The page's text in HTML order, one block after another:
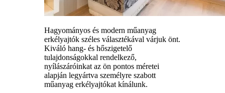
Hagyományos és modern műanyag
erkélyajtók széles választékával várjuk önt.
Kiváló hang- és hőszigetelő
tulajdonságokkal rendelkező,
nyílászáróinkat az ön pontos méretei
alapján legyártva személyre szabott
műanyag erkélyajtókat kínálunk.